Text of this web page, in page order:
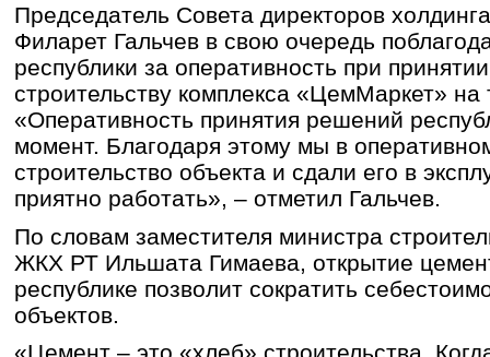
Председатель Совета директоров
Филарет Гальчев в свою очередь
республики за оперативность при
строительству комплекса «ЦемМаркет» на
«Оперативность принятия решений
момент. Благодаря этому мы в
строительство объекта и сдали его в
приятно работать», – отметил Гальчев.
По словам заместителя министра
ЖКХ РТ Ильшата Гимаева, открытие
республике позволит сократить
объектов.